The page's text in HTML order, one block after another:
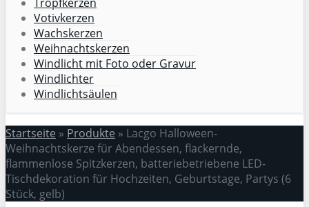
Votivkerzen
Wachskerzen
Weihnachtskerzen
Windlicht mit Foto oder Gravur
Windlichter
Windlichtsäulen
Startseite » Produkte » Lacgo Halloween-
Weihnachtskerze für Abendessen, flackernde,
flammenlose Spitzkerzen, batteriebetriebene LED-
Tischdekoration für Hochzeiten, Geburtstage, Partys (6
Stück, gelb)